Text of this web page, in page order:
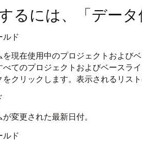
るには、「デー
ルド
現在使用中のプロジェクトおよび
べてのプロジェクトおよびベースラ
をクリックします。表示されるリス
変更された最新日付。
ルド